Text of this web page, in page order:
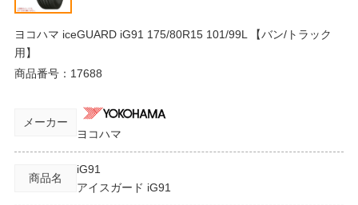
ヨコハマ iceGUARD iG91 175/80R15 101/99L 【バン/トラック
用】
商品番号： 17688
メーカー
ヨコハマ
商品名
iG91
アイスガード iG91